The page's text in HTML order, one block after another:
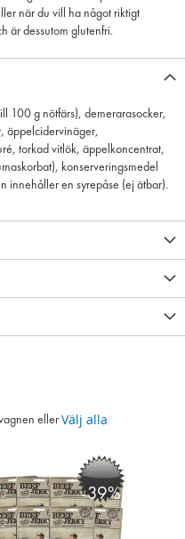
när du vill ha något riktigt
är dessutom glutenfri.
100 g nötfärs), demerarasocker,
äppelcidervinäger,
torkad vitlök, äppelkoncentrat,
konserveringsmedel
innehåller en syrepåse (ej ätbar).
eller Välj alla
-39%